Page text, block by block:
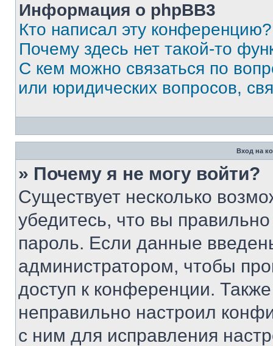
Информация о phpBB3
Кто написал эту конференцию?
Почему здесь нет такой-то
С кем можно связаться по
или юридических вопросов,
Вход на
» Почему я не могу войти?
Существует несколько
убедитесь, что вы
пароль. Если данные
администратором, чтобы
доступ к конференции.
неправильно настроил
с ним для исправления